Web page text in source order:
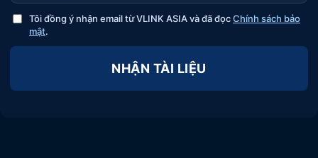
Tôi đồng ý nhận email từ VLINK ASIA và đã đọcChính sách bảo
mật.
NHẬN TÀI LIỆU